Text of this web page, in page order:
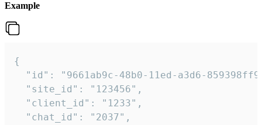
Example
{
"id": "9661ab9c-48b0-11ed-a3d6-
  "site_id": "123456",
  "client_id": "1233",
  "chat_id": "2037",